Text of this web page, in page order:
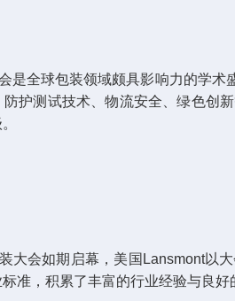
是全球包装领域颇具影响力的学术
防护测试技术、物流安全、绿色创
大会如期启幕，美国 Lansmont以
准，积累了丰富的行业经验与良